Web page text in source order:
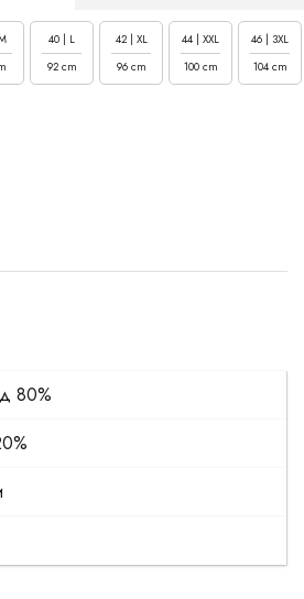
40 | L
92 cm
42 | XL
96 cm
44 | XXL
100 cm
46 | 3XL
104 cm
80%